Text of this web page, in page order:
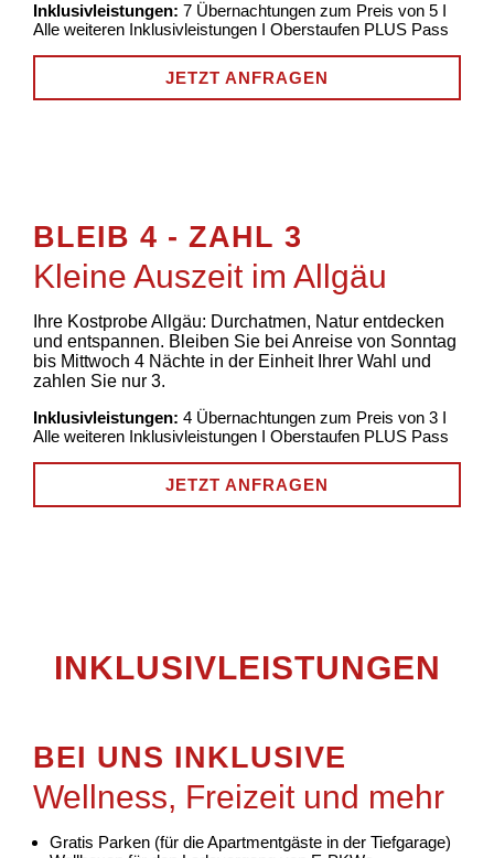
Inklusivleistungen: 7 Übernachtungen zum Preis von 5 I
Alle weiteren Inklusivleistungen I Oberstaufen PLUS Pass
JETZT ANFRAGEN
BLEIB 4 - ZAHL 3
Kleine Auszeit im Allgäu
Ihre Kostprobe Allgäu: Durchatmen, Natur entdecken
und entspannen. Bleiben Sie bei Anreise von Sonntag
bis Mittwoch 4 Nächte in der Einheit Ihrer Wahl und
zahlen Sie nur 3.
Inklusivleistungen: 4 Übernachtungen zum Preis von 3 I
Alle weiteren Inklusivleistungen I Oberstaufen PLUS Pass
JETZT ANFRAGEN
INKLUSIVLEISTUNGEN
BEI UNS INKLUSIVE
Wellness, Freizeit und mehr
Gratis Parken (für die Apartmentgäste in der Tiefgarage)